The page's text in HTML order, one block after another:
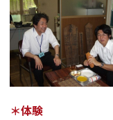
＊体験